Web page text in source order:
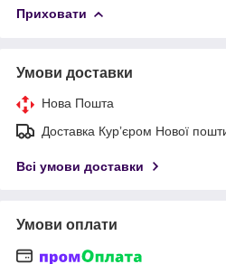
Приховати
Умови доставки
Нова Пошта
Доставка Курʼєром Нової
Всі умови доставки
Умови оплати